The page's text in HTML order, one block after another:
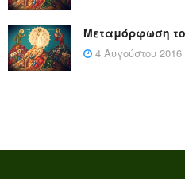
Μεταμόρφωση
4 Αυγούστου 2016